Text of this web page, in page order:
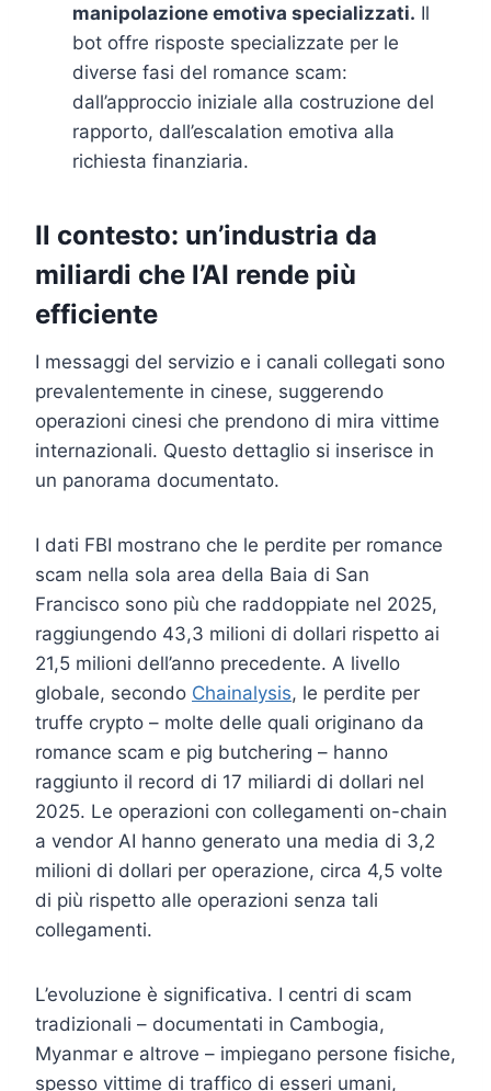
manipolazione emotiva specializzati. Il
bot offre risposte specializzate per le
diverse fasi del romance scam:
dall’approccio iniziale alla costruzione del
rapporto, dall’escalation emotiva alla
richiesta finanziaria.
Il contesto: un’industria da
miliardi che l’AI rende più
efficiente
I messaggi del servizio e i canali collegati sono
prevalentemente in cinese, suggerendo
operazioni cinesi che prendono di mira vittime
internazionali. Questo dettaglio si inserisce in
un panorama documentato.
I dati FBI mostrano che le perdite per romance
scam nella sola area della Baia di San
Francisco sono più che raddoppiate nel 2025,
raggiungendo 43,3 milioni di dollari rispetto ai
21,5 milioni dell’anno precedente. A livello
globale, secondo Chainalysis, le perdite per
truffe crypto – molte delle quali originano da
romance scam e pig butchering – hanno
raggiunto il record di 17 miliardi di dollari nel
2025. Le operazioni con collegamenti on-chain
a vendor AI hanno generato una media di 3,2
milioni di dollari per operazione, circa 4,5 volte
di più rispetto alle operazioni senza tali
collegamenti.
L’evoluzione è significativa. I centri di scam
tradizionali – documentati in Cambogia,
Myanmar e altrove – impiegano persone fisiche,
spesso vittime di traffico di esseri umani,